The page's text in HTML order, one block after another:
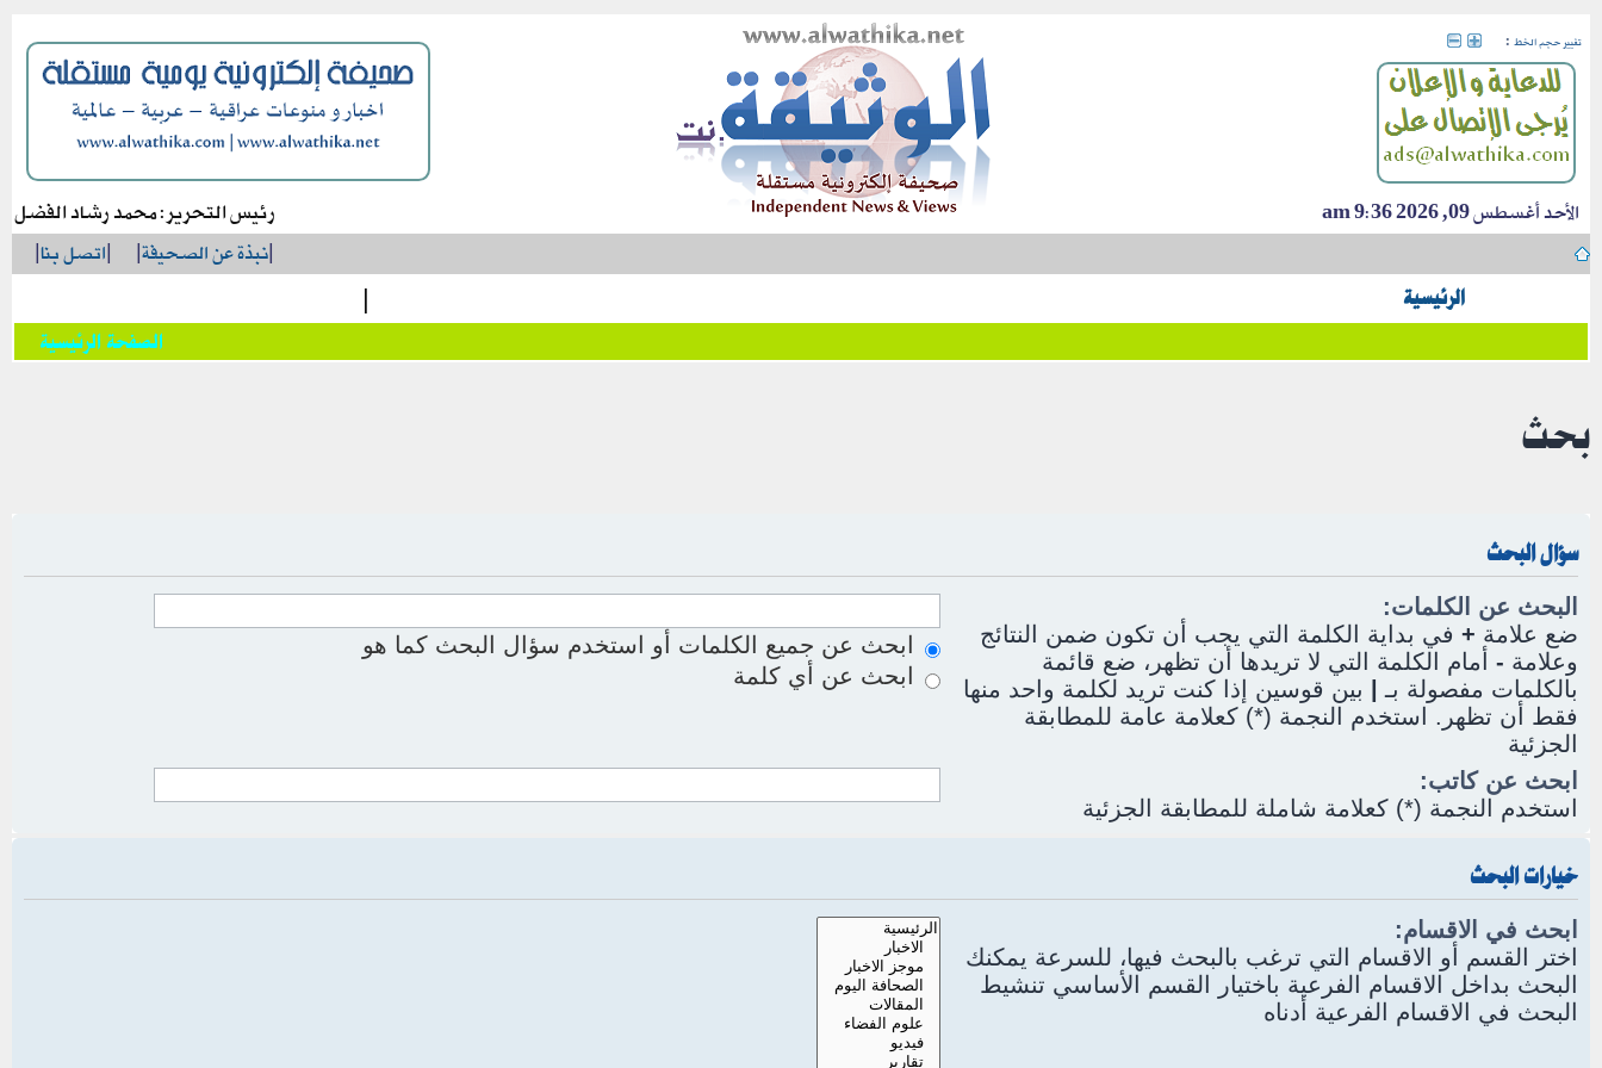
تغيير حجم الخط :
الأحد أغسطس 09, 2026 9:36 am رئيس التحرير: محمد رشاد الفضل
|نبذة عن الصحيفة|
|اتصل بنا|
الرئيسية |
الصفحة الرئيسية
بحث
سؤال البحث
البحث عن الكلمات:
ضع علامة + في بداية الكلمة التي يجب أن تكون ضمن النتائج
وعلامة - أمام الكلمة التي لا تريدها أن تظهر، ضع قائمة
بالكلمات مفصولة بـ | بين قوسين إذا كنت تريد لكلمة واحد منها
فقط أن تظهر. استخدم النجمة (*) كعلامة عامة للمطابقة
الجزئية
ابحث عن جميع الكلمات أو استخدم سؤال البحث كما هو
ابحث عن أي كلمة
ابحث عن كاتب:
استخدم النجمة (*) كعلامة شاملة للمطابقة الجزئية
خيارات البحث
ابحث في الاقسام:
اختر القسم أو الاقسام التي ترغب بالبحث فيها، للسرعة يمكنك
البحث بداخل الاقسام الفرعية باختيار القسم الأساسي تنشيط
البحث في الاقسام الفرعية أدناه